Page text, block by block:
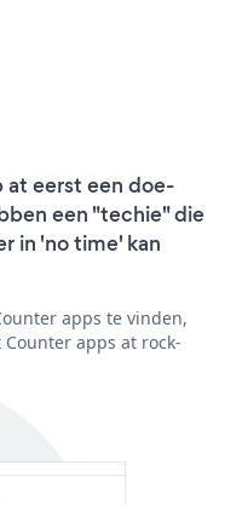
at eerst een doe-
een "techie" die
in 'no time' kan
apps te vinden,
apps at rock-